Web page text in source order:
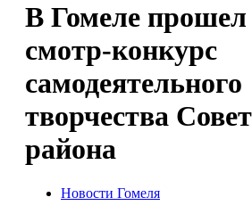
В Гомеле прошел
смотр-конкурс
самодеятельного
творчества
района
Новости Гомеля